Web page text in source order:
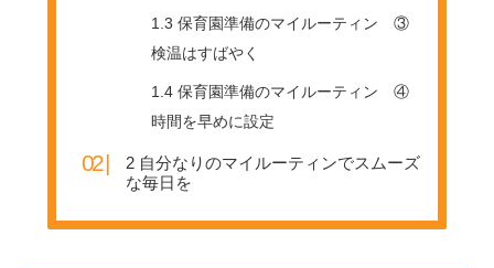
1.3 保育園準備のマイルーティン ③
検温はすばやく
1.4保育園準備のマイルーティン ④
時間を早めに設定
2 自分なりのマイルーティンでスムーズ
な毎日を